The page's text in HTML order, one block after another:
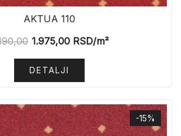
AKTUA 110
1.975,00RSD/m²
DETALJI
-15%